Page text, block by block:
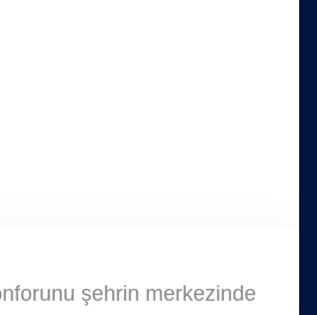
şehrin merkezinde